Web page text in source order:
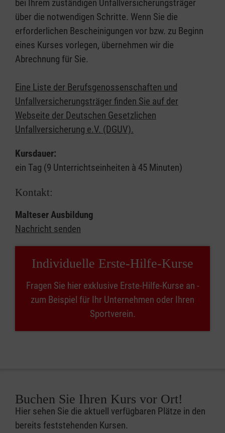
bei Ihrem zuständigen Unfallversicherungsträger
über die notwendigen Schritte. Wenn Sie die
erforderlichen Bescheinigungen vor bzw. zu Beginn
eines Kurses vorlegen, übernehmen wir die
Abrechnung für Sie.
Eine Liste der Berufsgenossenschaften und
Unfallversicherungsträger finden Sie auf der
Webseite der Deutschen Gesetzlichen
Unfallversicherung e.V. (DGUV).
Kursdauer:
ein Tag (9 Unterrichtseinheiten à 45 Minuten)
Kontakt:
Malteser Ausbildung
Nachricht senden
Individuelle Erste-Hilfe-Kurse
Fragen Sie hier exklusive Erste-Hilfe-Kurse an -
zum Beispiel für Ihr Unternehmen oder Ihren
Sportverein.
Buchen Sie Ihren Kurs vor Ort!
Hier sehen Sie die aktuell verfügbaren Plätze in den
bereits feststehenden Kursen.